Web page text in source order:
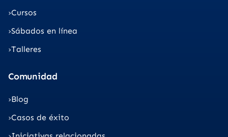
Cursos
Sábados en línea
Talleres
Comunidad
Blog
Casos de éxito